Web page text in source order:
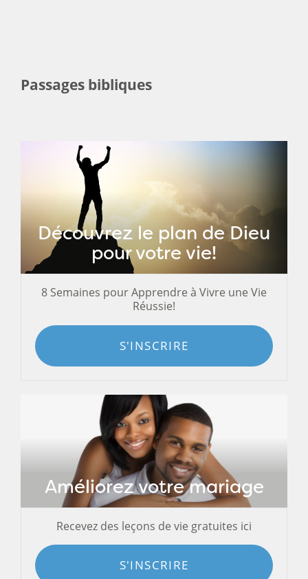
Passages bibliques
Découvrez le plan de Dieu
pour votre vie!
8 Semaines pour Apprendre à Vivre une Vie
Réussie!
S'INSCRIRE
Améliorez votre mariage
Recevez des leçons de vie gratuites ici
S'INSCRIRE